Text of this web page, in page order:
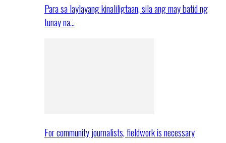
Para sa laylayang kinaliligtaan, sila ang may batid ng
tunay na…
For community journalists, fieldwork is necessary